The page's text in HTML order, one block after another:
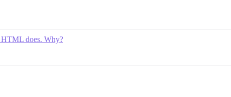
HTML does. Why?